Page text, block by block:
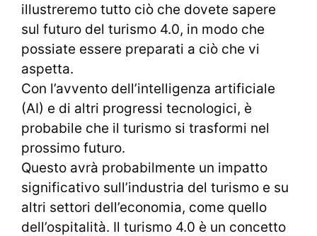
illustreremo tutto ciò che dovete sapere
sul futuro del turismo 4.0, in modo che
possiate essere preparati a ciò che vi
aspetta.
Con l’avvento dell’intelligenza artificiale
(AI) e di altri progressi tecnologici, è
probabile che il turismo si trasformi nel
prossimo futuro.
Questo avrà probabilmente un impatto
significativo sull’industria del turismo e su
altri settori dell’economia, come quello
dell’ospitalità. Il turismo 4.0 è un concetto